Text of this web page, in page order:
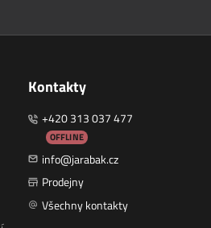
Kontakty
+420 313 037 477
OFFLINE
info@jarabak.cz
Prodejny
Všechny kontakty